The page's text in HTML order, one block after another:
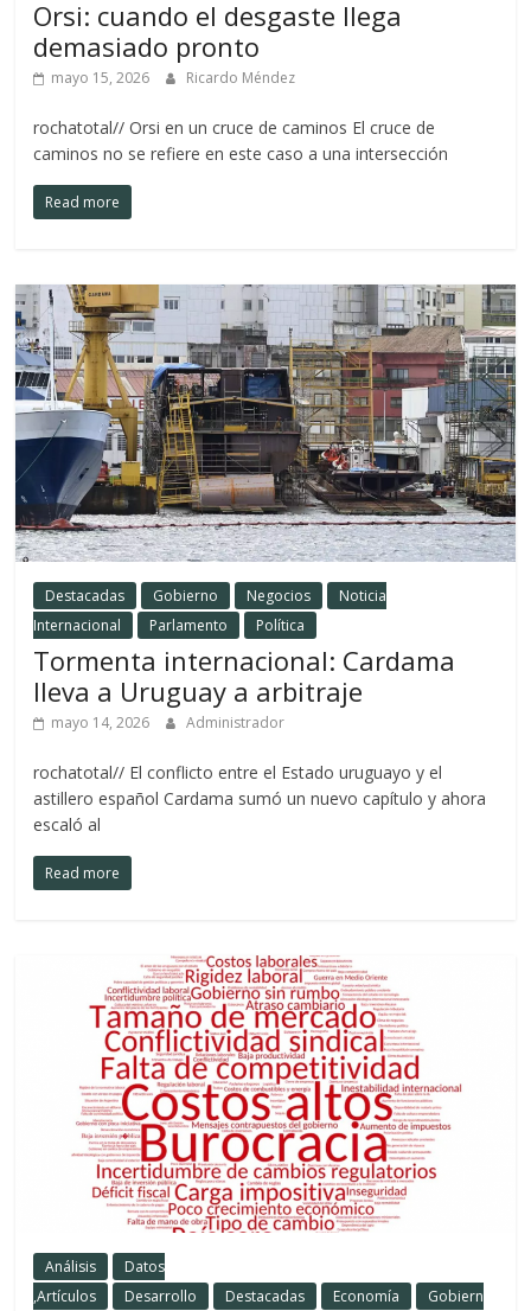
Orsi: cuando el desgaste llega
demasiado pronto
mayo 15, 2026 Ricardo Méndez
rochatotal// Orsi en un cruce de caminos El cruce de
caminos no se refiere en este caso a una intersección
Read more
Destacadas Gobierno Negocios
Noticia
Internacional
Parlamento Política
Tormenta internacional: Cardama
lleva a Uruguay a arbitraje
mayo 14, 2026 Administrador
rochatotal// El conflicto entre el Estado uruguayo y el
astillero español Cardama sumó un nuevo capítulo y ahora
escaló al
Read more
Análisis
Datos
,Artículos
Desarrollo Destacadas Economía Gobiern